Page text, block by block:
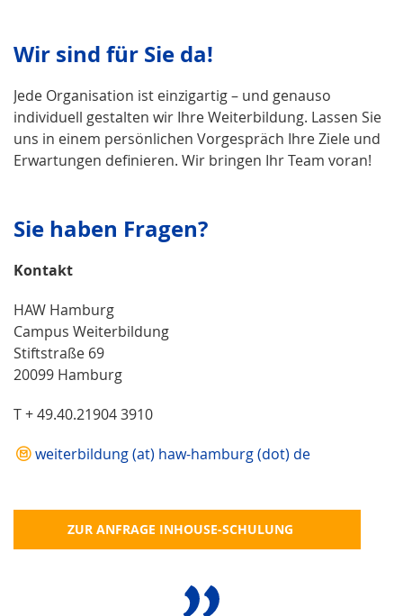
Wir sind für Sie da!
Jede Organisation ist einzigartig – und genauso
individuell gestalten wir Ihre Weiterbildung. Lassen Sie
uns in einem persönlichen Vorgespräch Ihre Ziele und
Erwartungen definieren. Wir bringen Ihr Team voran!
Sie haben Fragen?
Kontakt
HAW Hamburg
Campus Weiterbildung
Stiftstraße 69
20099 Hamburg
T + 49.40.21904 3910
weiterbildung (at) haw-hamburg (dot) de
ZUR ANFRAGE INHOUSE-SCHULUNG